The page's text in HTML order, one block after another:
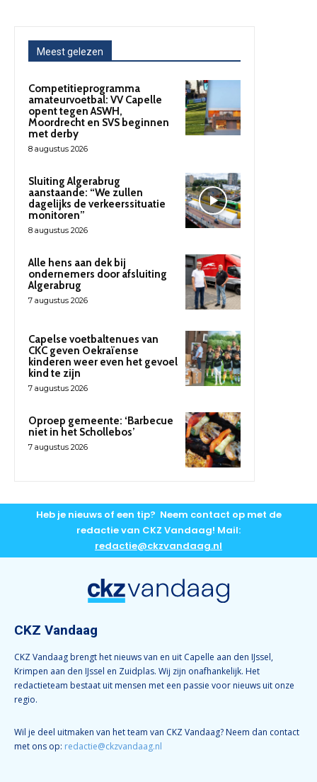
Meest gelezen
Competitieprogramma
amateurvoetbal: VV Capelle
opent tegen ASWH,
Moordrecht en SVS beginnen
met derby
8 augustus 2026
Sluiting Algerabrug
aanstaande: “We zullen
dagelijks de verkeerssituatie
monitoren”
8 augustus 2026
Alle hens aan dek bij
ondernemers door afsluiting
Algerabrug
7 augustus 2026
Capelse voetbaltenues van
CKC geven Oekraïense
kinderen weer even het gevoel
kind te zijn
7 augustus 2026
Oproep gemeente: ‘Barbecue
niet in het Schollebos’
7 augustus 2026
Heb je nieuws of een tip? Neem contact op met de
redactie van CKZ Vandaag! Mail:
redactie@ckzvandaag.nl
CKZ Vandaag
CKZ Vandaag brengt het nieuws van en uit Capelle aan den IJssel,
Krimpen aan den IJssel en Zuidplas. Wij zijn onafhankelijk. Het
redactieteam bestaat uit mensen met een passie voor nieuws uit onze
regio.
Wil je deel uitmaken van het team van CKZ Vandaag? Neem dan contact
met ons op: redactie@ckzvandaag.nl